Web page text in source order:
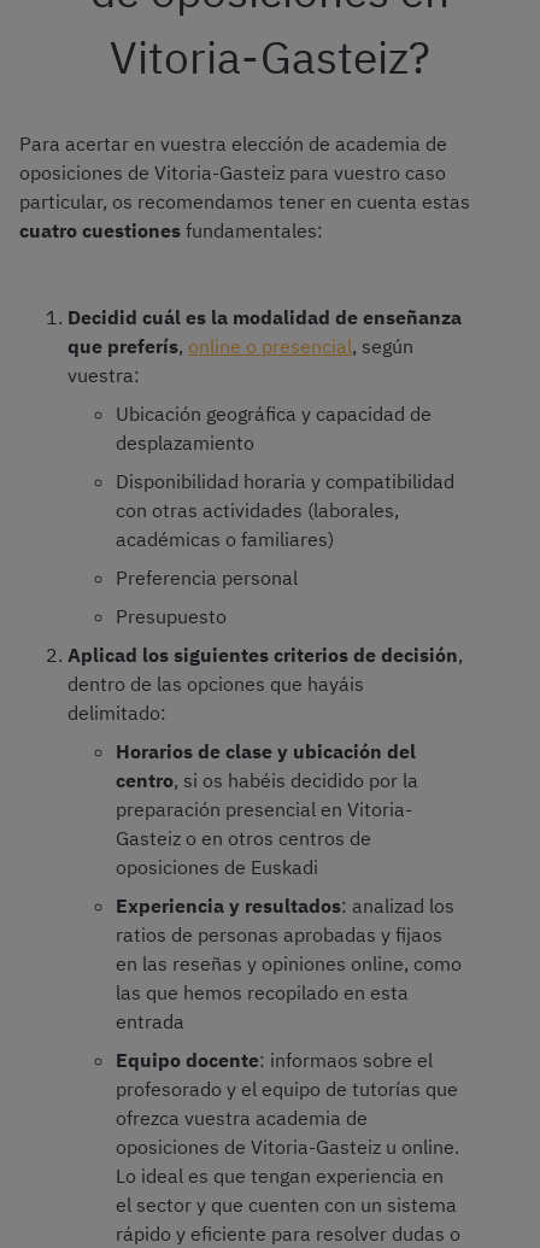
Vitoria-Gasteiz?
Para acertar en vuestra elección de academia de
oposiciones de Vitoria-Gasteiz para vuestro caso
particular, os recomendamos tener en cuenta estas
cuatro cuestiones fundamentales:
Decidid cuál es la modalidad de enseñanza
que preferís, online o presencial, según
vuestra:
Ubicación geográfica y capacidad de
desplazamiento
Disponibilidad horaria y compatibilidad
con otras actividades (laborales,
académicas o familiares)
Preferencia personal
Presupuesto
Aplicad los siguientes criterios de decisión,
dentro de las opciones que hayáis
delimitado:
Horarios de clase y ubicación del
centro, si os habéis decidido por la
preparación presencial en Vitoria-
Gasteiz o en otros centros de
oposiciones de Euskadi
Experiencia y resultados: analizad los
ratios de personas aprobadas y fijaos
en las reseñas y opiniones online, como
las que hemos recopilado en esta
entrada
Equipo docente: informaos sobre el
profesorado y el equipo de tutorías que
ofrezca vuestra academia de
oposiciones de Vitoria-Gasteiz u online.
Lo ideal es que tengan experiencia en
el sector y que cuenten con un sistema
rápido y eficiente para resolver dudas o